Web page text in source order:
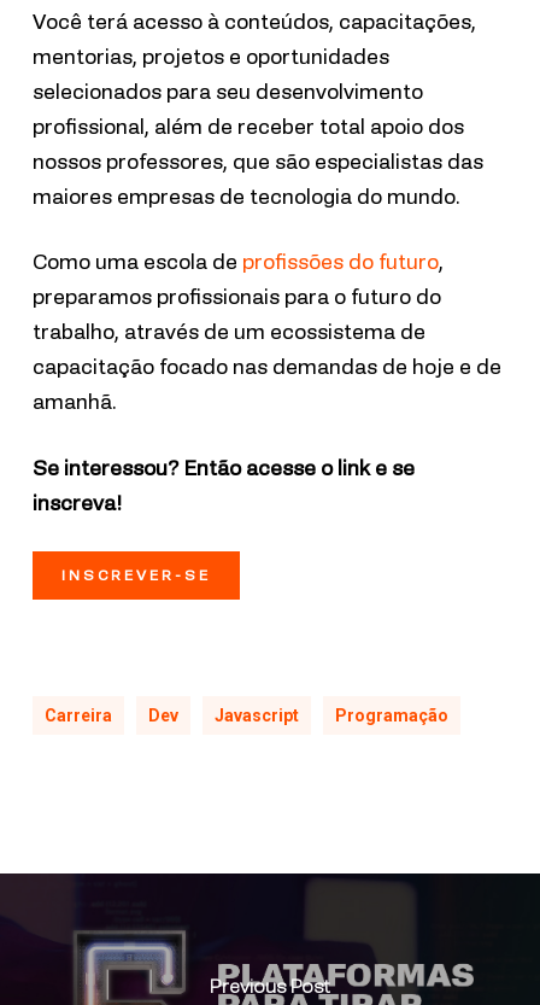
Você terá acesso à conteúdos, capacitações,
mentorias, projetos e oportunidades
selecionados para seu desenvolvimento
profissional, além de receber total apoio dos
nossos professores, que são especialistas das
maiores empresas de tecnologia do mundo.
Como uma escola de profissões do futuro,
preparamos profissionais para o futuro do
trabalho, através de um ecossistema de
capacitação focado nas demandas de hoje e de
amanhã.
Se interessou? Então acesse o link e se
inscreva!
INSCREVER-SE
Carreira Dev Javascript Programação
Previous Post